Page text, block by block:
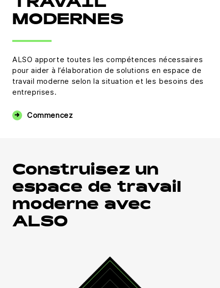
TRAVAIL
MODERNES
ALSO apporte toutes les compétences nécessaires
pour aider à l’élaboration de solutions en espace de
travail moderne selon la situation et les besoins des
entreprises.
Commencez
Construisez un
espace de travail
moderne avec
ALSO